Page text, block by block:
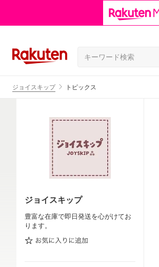
ジョイスキップ トピックス
ジョイスキップ
豊富な在庫で即日発送を心がけてお
ります。